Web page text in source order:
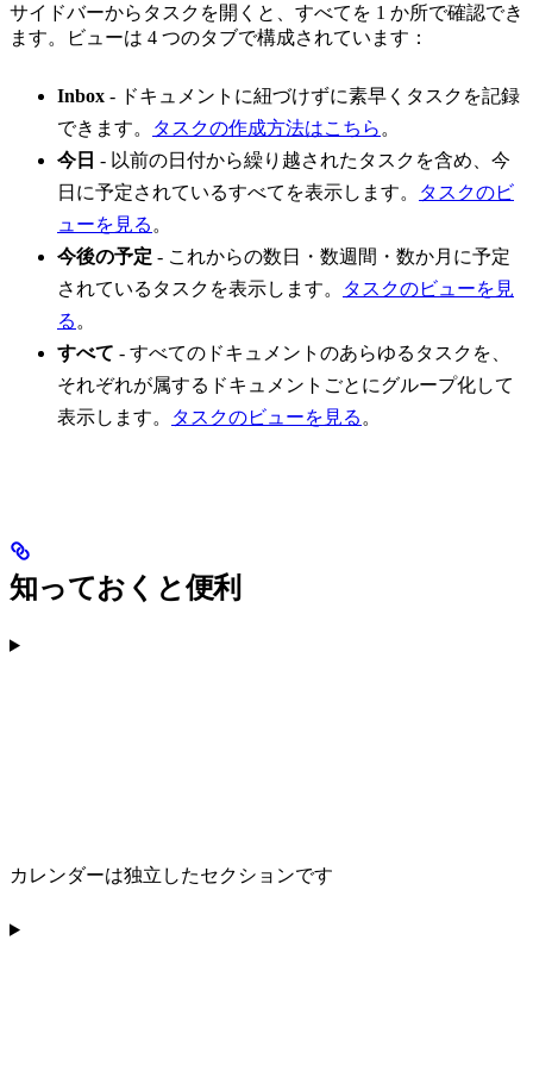
サイドバーからタスクを開くと、すべてを 1 か所で確認でき
ます。ビューは 4 つのタブで構成されています：
Inbox - ドキュメントに紐づけずに素早くタスクを記録
できます。
タスクの作成方法はこちら 。
今日 - 以前の日付から繰り越されたタスクを含め、今
日に予定されているすべてを表示します。
タスクのビ
ューを見る 。
今後の予定 - これからの数日・数週間・数か月に予定
されているタスクを表示します。
タスクのビューを見
る 。
すべて - すべてのドキュメントのあらゆるタスクを、
それぞれが属するドキュメントごとにグループ化して
表示します。
タスクのビューを見る 。
知っておくと便利
カレンダーは独立したセクションです